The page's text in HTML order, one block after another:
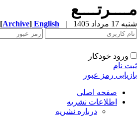
مــــرتــــع
شنبه 17 مرداد 1405 |
English
[Archive]
ورود خودکار
ثبت نام
بازیابی رمز عبور
صفحه اصلی
اطلاعات نشریه
درباره نشریه